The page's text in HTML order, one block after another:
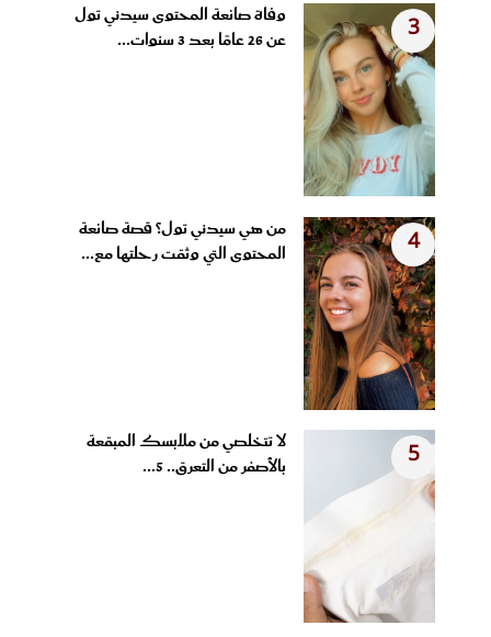
3
وفاة صانعة المحتوى سيدني تول
عن 26 عامًا بعد 3 سنوات...
4
من هي سيدني تول؟ قصة صانعة
المحتوى التي وثقت رحلتها مع...
5
لا تتخلصي من ملابسك المبقعة
بالأصفر من التعرق.. 5...